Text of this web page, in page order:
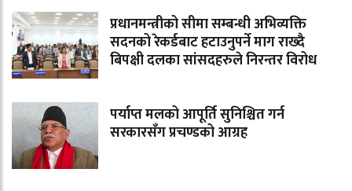
प्रधानमन्त्रीको सीमा सम्बन्धी अभिव्यक्ति
सदनको रेकर्डबाट हटाउनुपर्ने माग राख्दै
बिपक्षी दलका सांसदहरुले निरन्तर विरोध
पर्याप्त मलको आपूर्ति सुनिश्चित गर्न
सरकारसँग प्रचण्डको आग्रह